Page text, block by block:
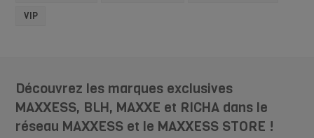
VIP
Découvrez les marques exclusives
MAXXESS, BLH, MAXXE et RICHA dans le
réseau MAXXESS et le MAXXESS STORE !